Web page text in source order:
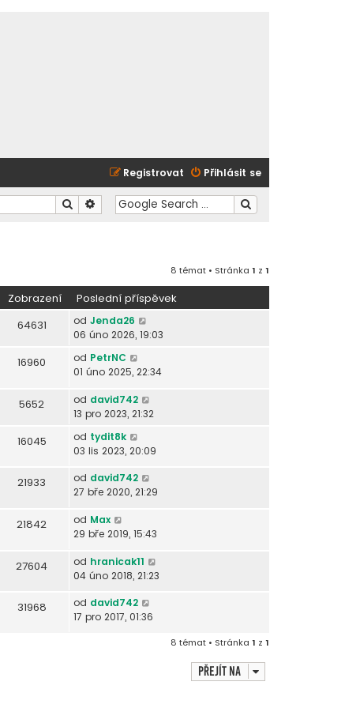
Přihlásit se
Registrovat
Hledat Pokročilé hledání
8 témat • Stránka 1 z 1
Zobrazení Poslední příspěvek
64631 od Jenda26
06 úno 2026, 19:03
16960 od PetrNC
01 úno 2025, 22:34
5652 od david742
13 pro 2023, 21:32
16045 od tydit8k
03 lis 2023, 20:09
21933 od david742
27 bře 2020, 21:29
21842 od Max
29 bře 2019, 15:43
27604 od hranicak11
04 úno 2018, 21:23
31968 od david742
17 pro 2017, 01:36
8 témat • Stránka 1 z 1
Přejít na